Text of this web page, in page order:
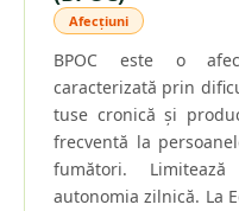
Afecțiuni
BPOC este o
caracterizată prin
tuse cronică și
frecventă la
fumători.
autonomia zilnică. La